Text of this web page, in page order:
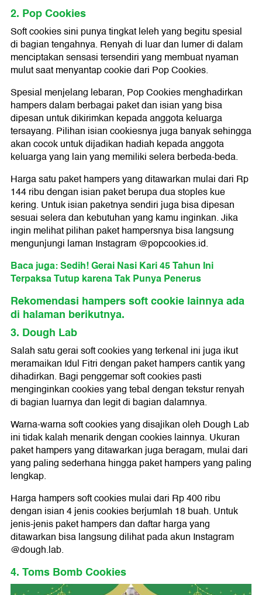
2. Pop Cookies
Soft cookies sini punya tingkat leleh yang begitu spesial
di bagian tengahnya. Renyah di luar dan lumer di dalam
menciptakan sensasi tersendiri yang membuat nyaman
mulut saat menyantap cookie dari Pop Cookies.
Spesial menjelang lebaran, Pop Cookies menghadirkan
hampers dalam berbagai paket dan isian yang bisa
dipesan untuk dikirimkan kepada anggota keluarga
tersayang. Pilihan isian cookiesnya juga banyak sehingga
akan cocok untuk dijadikan hadiah kepada anggota
keluarga yang lain yang memiliki selera berbeda-beda.
Harga satu paket hampers yang ditawarkan mulai dari Rp
144 ribu dengan isian paket berupa dua stoples kue
kering. Untuk isian paketnya sendiri juga bisa dipesan
sesuai selera dan kebutuhan yang kamu inginkan. Jika
ingin melihat pilihan paket hampersnya bisa langsung
mengunjungi laman Instagram @popcookies.id.
Baca juga: Sedih! Gerai Nasi Kari 45 Tahun Ini
Terpaksa Tutup karena Tak Punya Penerus
Rekomendasi hampers soft cookie lainnya ada
di halaman berikutnya.
3. Dough Lab
Salah satu gerai soft cookies yang terkenal ini juga ikut
meramaikan Idul Fitri dengan paket hampers cantik yang
dihadirkan. Bagi penggemar soft cookies pasti
menginginkan cookies yang tebal dengan tekstur renyah
di bagian luarnya dan legit di bagian dalamnya.
Warna-warna soft cookies yang disajikan oleh Dough Lab
ini tidak kalah menarik dengan cookies lainnya. Ukuran
paket hampers yang ditawarkan juga beragam, mulai dari
yang paling sederhana hingga paket hampers yang paling
lengkap.
Harga hampers soft cookies mulai dari Rp 400 ribu
dengan isian 4 jenis cookies berjumlah 18 buah. Untuk
jenis-jenis paket hampers dan daftar harga yang
ditawarkan bisa langsung dilihat pada akun Instagram
@dough.lab.
4. Toms Bomb Cookies